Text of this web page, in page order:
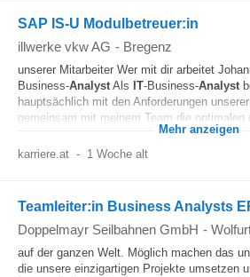
SAP IS-U Modulbetreuer:in
illwerke vkw AG - Bregenz
unserer Mitarbeiter Wer mit dir arbeitet
Business-Analyst Als IT-Business-Analyst
hauptsächlich mit den Anforderungen
gemeinsam mit meinem Team die optimalen
Mehr anzeigen
karriere.at - 1 Woche alt
Teamleiter:in Business Analysts
Doppelmayr Seilbahnen GmbH -
auf der ganzen Welt. Möglich machen das
die unsere einzigartigen Projekte umsetzen